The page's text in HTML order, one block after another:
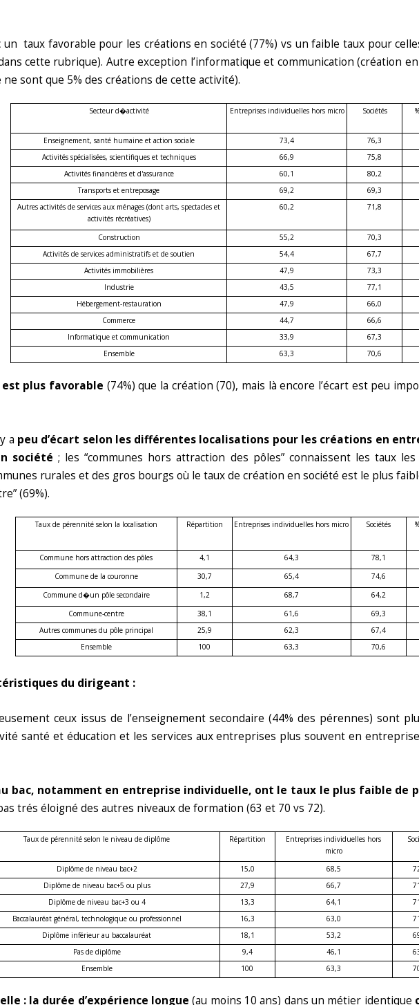
un taux favorable pour les créations en société (77%) vs un faible taux pour
cette rubrique). Autre exception l’informatique et communication (création
sont que 5% des créations de cette activité).
Secteur d�activité Entreprises individuelles hors micro Sociétés
Enseignement, santé humaine et action sociale 73,4 76,3
Activités spécialisées, scientifiques et techniques
66,9 75,8
Activités financières et d'assurance
60,1 80,2
Transports et entreposage
69,2 69,3
Autres activités de services aux ménages (dont arts, spectacles et
activités récréatives)
60,2 71,8
Construction 55,2 70,3
Activités de services administratifs et de soutien
54,4 67,7
Activités immobilières
47,9 73,3
Industrie
43,5 77,1
Hébergement-restauration
47,9 66,0
Commerce
44,7 66,6
Informatique et communication
33,9 67,3
Ensemble
63,3 70,6
est plus favorable (74%) que la création (70), mais là encore l’écart est peu
a peu d’écart selon les différentes localisations pour les créations en
société ; les “communes hors attraction des pôles” connaissent les taux
rurales et des gros bourgs où le taux de création en société est le plus
(69%).
Taux de pérennité selon la localisation Répartition Entreprises individuelles hors micro Sociétés
Commune hors attraction des pôles 4,1 64,3 78,1
Commune de la couronne
30,7 65,4 74,6
Commune d�un pôle secondaire
1,2 68,7 64,2
Commune-centre
38,1 61,6 69,3
Autres communes du pôle principal
25,9 62,3 67,4
Ensemble
100 63,3 70,6
du dirigeant :
ceux issus de l’enseignement secondaire (44% des pérennes) sont
santé et éducation et les services aux entreprises plus souvent en
bac, notamment en entreprise individuelle, ont le taux le plus faible de
trés éloigné des autres niveaux de formation (63 et 70 vs 72).
Taux de pérennité selon le niveau de diplôme Répartition
Entreprises individuelles hors
micro
Diplôme de niveau bac+2 15,0 68,5
Diplôme de niveau bac+5 ou plus
27,9 66,7
Diplôme de niveau bac+3 ou 4
13,3 64,1
Baccalauréat général, technologique ou professionnel
16,3 63,0
Diplôme inférieur au baccalauréat
18,1 53,2
Pas de diplôme
9,4 46,1
Ensemble
100 63,3
: la durée d’expérience longue (au moins 10 ans) dans un métier identique